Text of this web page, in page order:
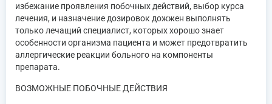
избежание проявления побочных действий, выбор курса
лечения, и назначение дозировок дожжен выполнять
только лечащий специалист, которых хорошо знает
особенности организма пациента и может предотвратить
аллергические реакции больного на компоненты
препарата.
ВОЗМОЖНЫЕ ПОБОЧНЫЕ ДЕЙСТВИЯ